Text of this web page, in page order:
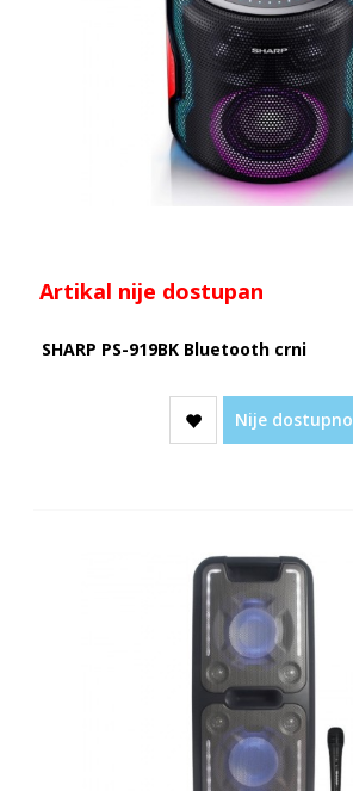
Artikal nije dostupan
SHARP PS-919BK Bluetooth crni
Nije dostupno